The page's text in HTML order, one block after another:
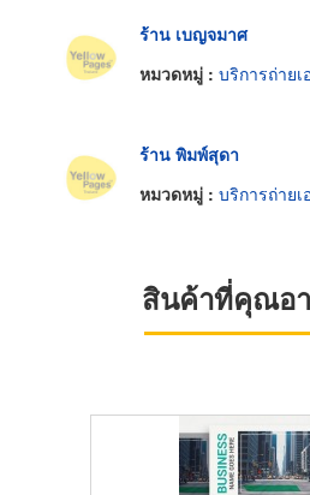
ร้าน เบญจมาศ
หมวดหมู่ : บริการถ่ายเ
ร้าน พิมพ์สุดา
หมวดหมู่ : บริการถ่ายเ
สินค้าที่คุณอ